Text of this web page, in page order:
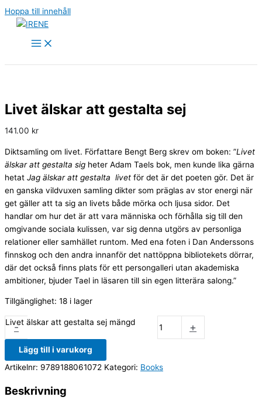
Hoppa till innehåll
Livet älskar att gestalta sej
141.00 kr
Diktsamling om livet. Författare Bengt Berg skrev om boken: ”Livet
älskar att gestalta sig heter Adam Taels bok, men kunde lika gärna
hetat Jag älskar att gestalta livet för det är det poeten gör. Det är
en ganska vildvuxen samling dikter som präglas av stor energi när
get gäller att ta sig an livets både mörka och ljusa sidor. Det
handlar om hur det är att vara människa och förhålla sig till den
omgivande sociala kulissen, var sig denna utgörs av personliga
relationer eller samhället runtom. Med ena foten i Dan Anderssons
finnskog och den andra innanför det nattöppna bibliotekets dörrar,
där det också finns plats för ett persongalleri utan akademiska
ambitioner, bjuder Tael in läsaren till sin egen litterära salong.”
Tillgänglighet: 18 i lager
-
Livet älskar att gestalta sej mängd +
Lägg till i varukorg
Artikelnr: 9789188061072 Kategori: Books
Beskrivning